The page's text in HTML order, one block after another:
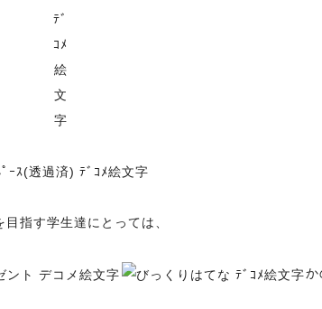
目指す学生達にとっては、
か